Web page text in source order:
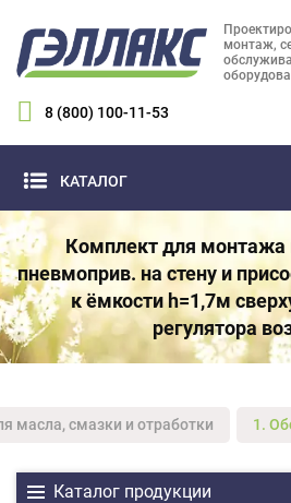
монтаж,
8 (800) 100-11-53
КАТАЛОГ
Комплект для монтажа
пневмоприв. на стену и
к ёмкости h=1,7м
регулятора
масла, смазки и отработки 1.
Каталог продукции